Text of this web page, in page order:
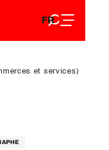
FR
EN
et services)